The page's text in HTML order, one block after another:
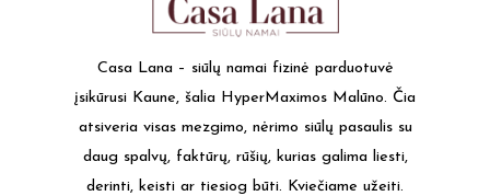
Casa Lana – siūlų namai fizinė parduotuvė
įsikūrusi Kaune, šalia HyperMaximos Malūno. Čia
atsiveria visas mezgimo, nėrimo siūlų pasaulis su
daug spalvų, faktūrų, rūšių, kurias galima liesti,
derinti, keisti ar tiesiog būti. Kviečiame užeiti.